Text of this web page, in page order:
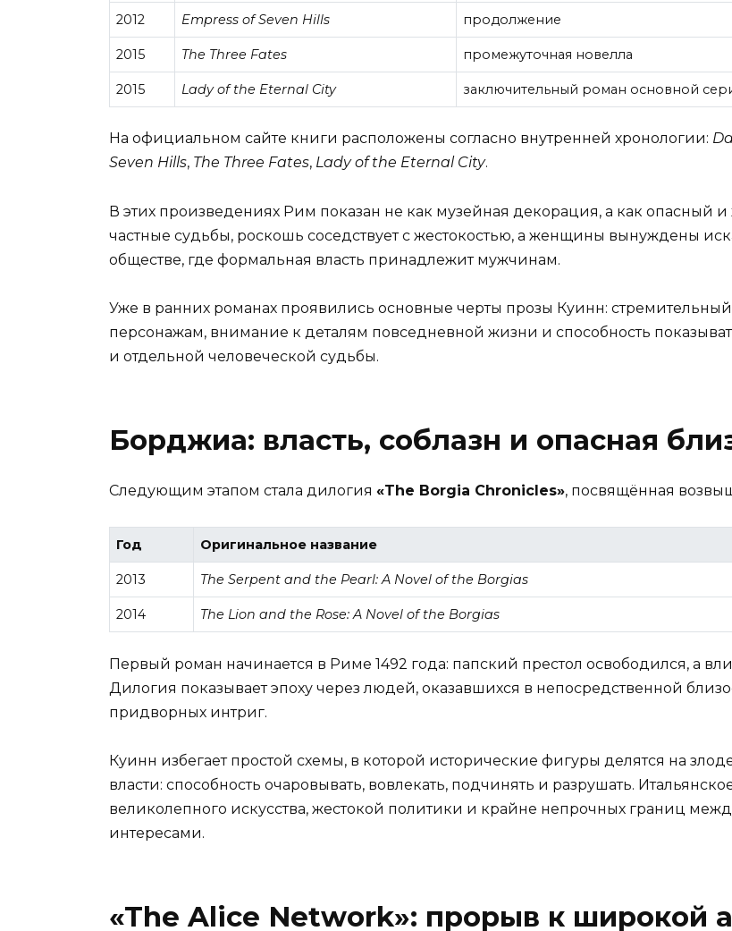
2012 Empress of Seven Hills продолжение
2015 The Three Fates промежуточная новелла
2015 Lady of the Eternal City заключительный роман основной
На официальном сайте книги расположены согласно внутренней хронологии:
Seven Hills, The Three Fates, Lady of the Eternal City.
В этих произведениях Рим показан не как музейная декорация, а как опасный
частные судьбы, роскошь соседствует с жестокостью, а женщины вынуждены
обществе, где формальная власть принадлежит мужчинам.
Уже в ранних романах проявились основные черты прозы Куинн:
персонажам, внимание к деталям повседневной жизни и способность
и отдельной человеческой судьбы.
Борджиа: власть, соблазн и опасная
Следующим этапом стала дилогия «The Borgia Chronicles», посвящённая
Год Оригинальное название
2013 The Serpent and the Pearl: A Novel of the Borgias
2014 The Lion and the Rose: A Novel of the Borgias
Первый роман начинается в Риме 1492 года: папский престол освободился, а
Дилогия показывает эпоху через людей, оказавшихся в непосредственной
придворных интриг.
Куинн избегает простой схемы, в которой исторические фигуры делятся на
власти: способность очаровывать, вовлекать, подчинять и разрушать.
великолепного искусства, жестокой политики и крайне непрочных границ
интересами.
«The Alice Network»: прорыв к широкой